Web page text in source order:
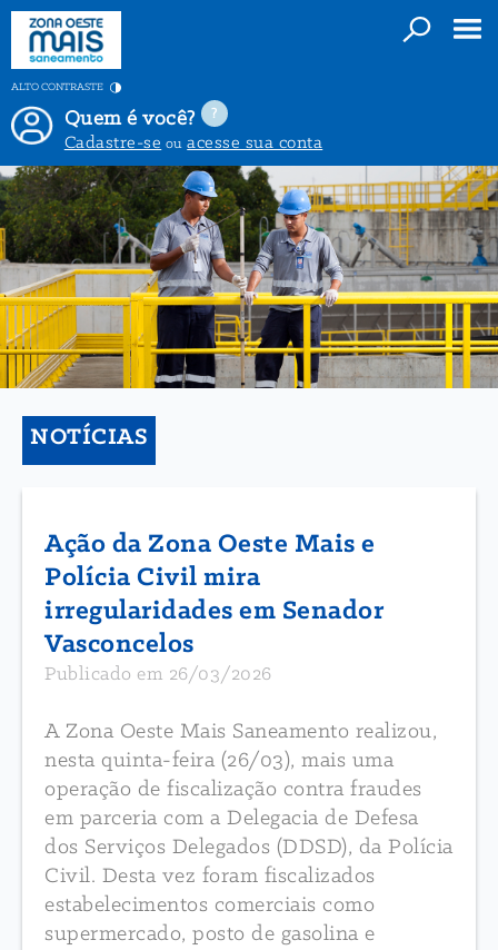
ALTO CONTRASTE
Quem é você?
Cadastre-se ouacesse sua conta
NOTÍCIAS
Ação da Zona Oeste Mais e
Polícia Civil mira
irregularidades em Senador
Vasconcelos
Publicado em 26/03/2026
A Zona Oeste Mais Saneamento realizou,
nesta quinta-feira (26/03), mais uma
operação de fiscalização contra fraudes
em parceria com a Delegacia de Defesa
dos Serviços Delegados (DDSD), da Polícia
Civil. Desta vez foram fiscalizados
estabelecimentos comerciais como
supermercado, posto de gasolina e